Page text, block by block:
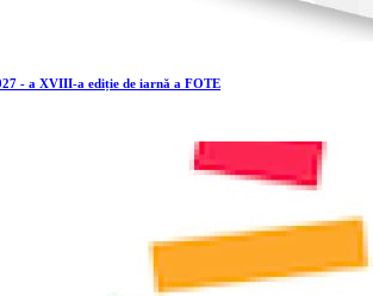
- a XVIII-a ediție de iarnă a FOTE